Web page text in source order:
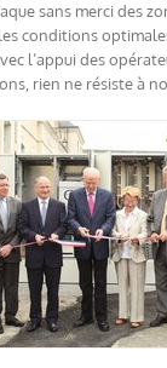
sans merci des
conditions
l’appui des
rien ne résiste à